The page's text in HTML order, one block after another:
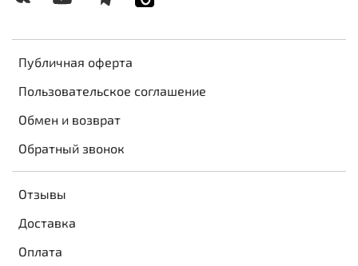
Публичная оферта
Пользовательское соглашение
Обмен и возврат
Обратный звонок
Отзывы
Доставка
Оплата